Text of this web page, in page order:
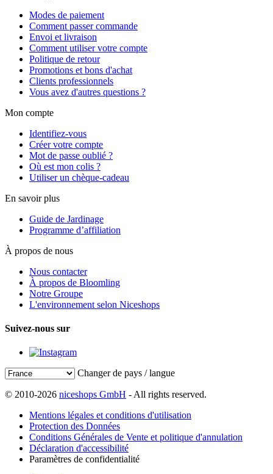
Modes de paiement
Comment passer commande
Envoi et livraison
Comment utiliser votre compte
Politique de retour
Promotions et bons d'achat
Clients professionnels
Vous avez d'autres questions ?
Mon compte
Identifiez-vous
Créer votre compte
Mot de passe oublié ?
Où est mon colis ?
Utiliser un chèque-cadeau
En savoir plus
Guide de Jardinage
Programme d’affiliation
À propos de nous
Nous contacter
À propos de Bloomling
Notre Groupe
L'environnement selon Niceshops
Suivez-nous sur
Changer de pays / langue
© 2010-2026 niceshops GmbH - All rights reserved.
Mentions légales et conditions d'utilisation
Protection des Données
Conditions Générales de Vente et politique d'annulation
Déclaration d'accessibilité
Paramètres de confidentialité